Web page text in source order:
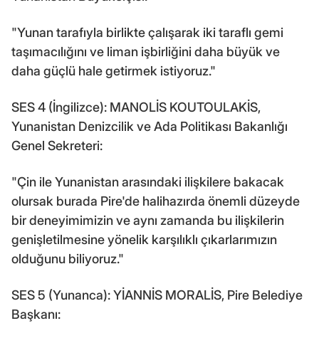
"Yunan tarafıyla birlikte çalışarak iki taraflı gemi
taşımacılığını ve liman işbirliğini daha büyük ve
daha güçlü hale getirmek istiyoruz."
SES 4 (İngilizce): MANOLİS KOUTOULAKİS,
Yunanistan Denizcilik ve Ada Politikası Bakanlığı
Genel Sekreteri:
"Çin ile Yunanistan arasındaki ilişkilere bakacak
olursak burada Pire'de halihazırda önemli düzeyde
bir deneyimimizin ve aynı zamanda bu ilişkilerin
genişletilmesine yönelik karşılıklı çıkarlarımızın
olduğunu biliyoruz."
SES 5 (Yunanca): YİANNİS MORALİS, Pire Belediye
Başkanı: